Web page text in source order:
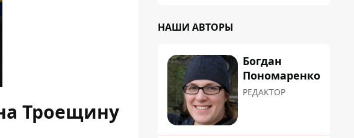
Троещину
НАШИ АВТОРЫ
Богдан
Пономаренко
РЕДАКТОР